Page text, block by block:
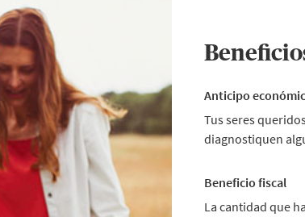
Anticipo
Tus seres
diagnostiquen
Beneficio fiscal
La cantidad que